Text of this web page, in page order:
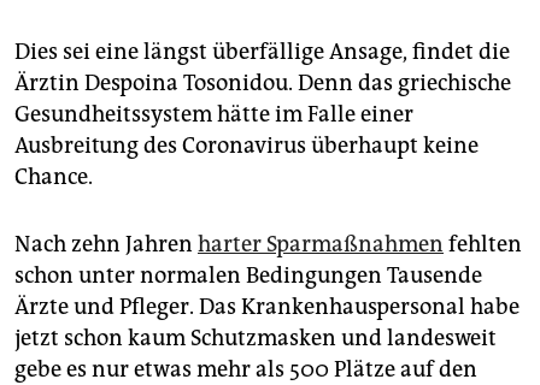
Dies sei eine längst überfällige Ansage, findet die
Ärztin Despoina Tosonidou. Denn das griechische
Gesundheitssystem hätte im Falle einer
Ausbreitung des Coronavirus überhaupt keine
Chance.
Nach zehn Jahren harter Sparmaßnahmen fehlten
schon unter normalen Bedingungen Tausende
Ärzte und Pfleger. Das Krankenhauspersonal habe
jetzt schon kaum Schutzmasken und landesweit
gebe es nur etwas mehr als 500 Plätze auf den